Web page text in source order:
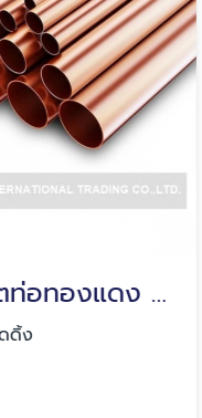
โรงงานผลิตท่อทองแดง สมุทรปราการ